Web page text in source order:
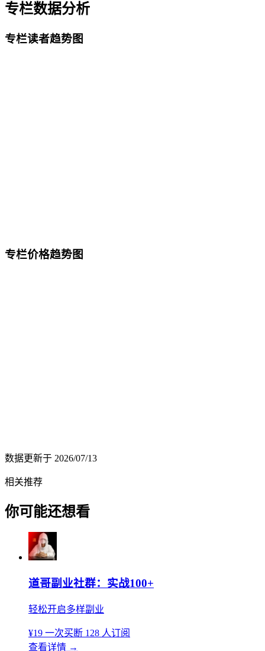
专栏数据分析
专栏读者趋势图
专栏价格趋势图
数据更新于 2026/07/13
相关推荐
你可能还想看
道哥副业社群：实战100+
轻松开启多样副业
¥19 一次买断 128 人订阅
查看详情 →